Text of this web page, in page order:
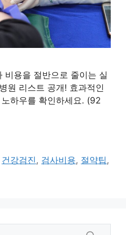
비용을 절반으로 줄이는 실
원 리스트 공개! 효과적인
하우를 확인하세요. (92
건강검진 , 검사비용, 절약팁 ,